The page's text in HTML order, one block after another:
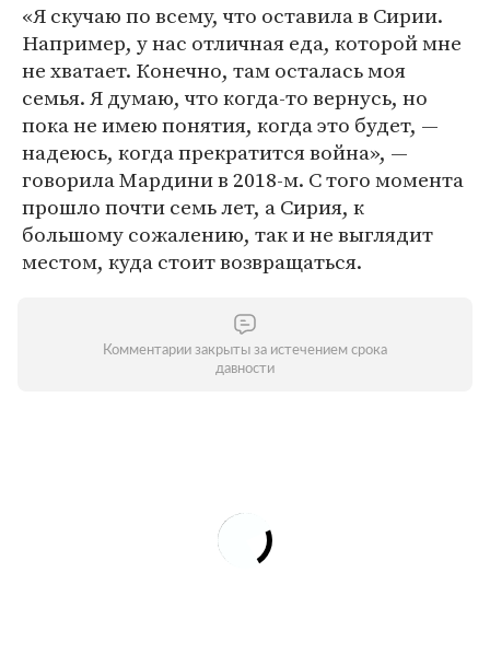
«Я скучаю по всему, что оставила в Сирии.
Например, у нас отличная еда, которой мне
не хватает. Конечно, там осталась моя
семья. Я думаю, что когда-то вернусь, но
пока не имею понятия, когда это будет, —
надеюсь, когда прекратится война», —
говорила Мардини в 2018-м. С того момента
прошло почти семь лет, а Сирия, к
большому сожалению, так и не выглядит
местом, куда стоит возвращаться.
Комментарии закрыты за истечением срока
давности